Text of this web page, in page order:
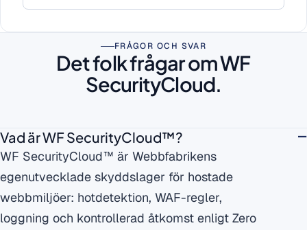
FRÅGOR OCH SVAR
Det folk frågar om WF
SecurityCloud.
Vad är WF SecurityCloud™?
WF SecurityCloud™ är Webbfabrikens
egenutvecklade skyddslager för hostade
webbmiljöer: hotdetektion, WAF-regler,
loggning och kontrollerad åtkomst enligt Zero